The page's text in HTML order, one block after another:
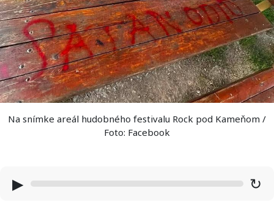
Na snímke areál hudobného festivalu Rock pod Kameňom /
Foto: Facebook
▶ ↻